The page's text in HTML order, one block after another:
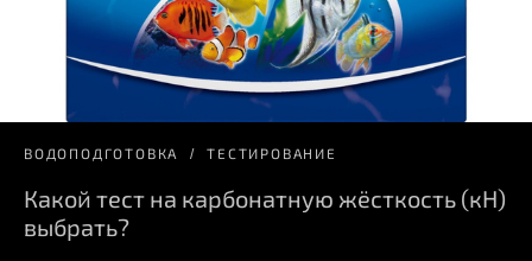
ВОДОПОДГОТОВКА ТЕСТИРОВАНИЕ
Какой тест на карбонатную жёсткость (кН)
выбрать?